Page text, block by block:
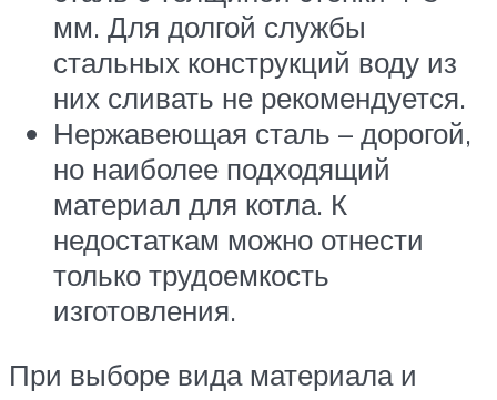
мм. Для долгой службы
стальных конструкций воду из
них сливать не рекомендуется.
Нержавеющая сталь – дорогой,
но наиболее подходящий
материал для котла. К
недостаткам можно отнести
только трудоемкость
изготовления.
При выборе вида материала и